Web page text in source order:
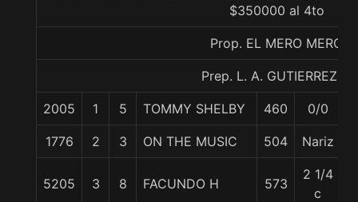
$350000 al 4to
Prop. EL MERO MERO
Prep. L. A. GUTIERREZ P.
2005 1 5 TOMMY SHELBY 460 0/0
1776 2 3 ON THE MUSIC 504 Nariz
5205 3 8 FACUNDO H 573
2 1/4
c